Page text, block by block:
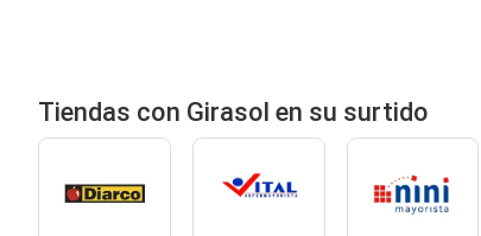
Tiendas con Girasol en su surtido